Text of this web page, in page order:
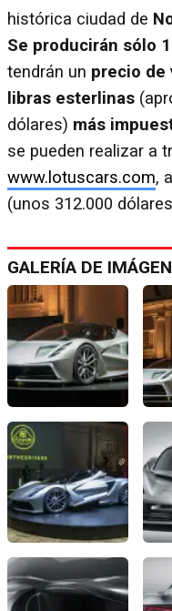
histórica ciudad de
Se producirán sólo
tendrán un precio de
libras esterlinas
dólares) más
se pueden realizar a
www.lotuscars.com,
(unos 312.000
GALERÍA DE